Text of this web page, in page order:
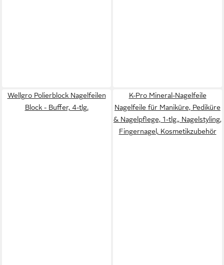
Wellgro Polierblock Nagelfeilen
Block - Buffer, 4-tlg.
K-Pro Mineral-Nagelfeile
Nagelfeile für Maniküre, Pediküre
& Nagelpflege, 1-tlg., Nagelstyling,
Fingernagel, Kosmetikzubehör